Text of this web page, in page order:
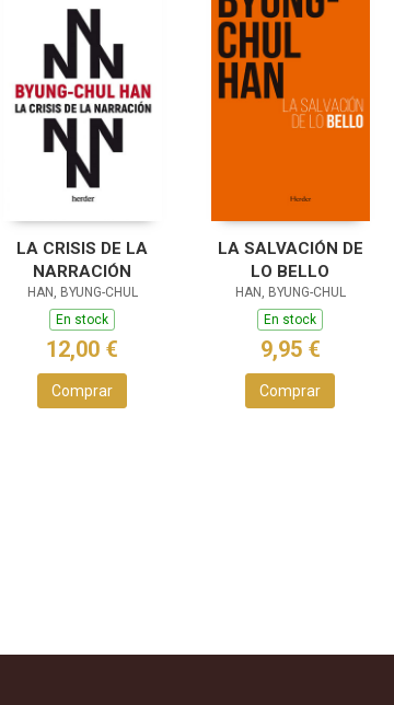
LA CRISIS DE LA
NARRACIÓN
HAN, BYUNG-CHUL
En stock
12,00 €
Comprar
LA SALVACIÓN DE
LO BELLO
HAN, BYUNG-CHUL
En stock
9,95 €
Comprar